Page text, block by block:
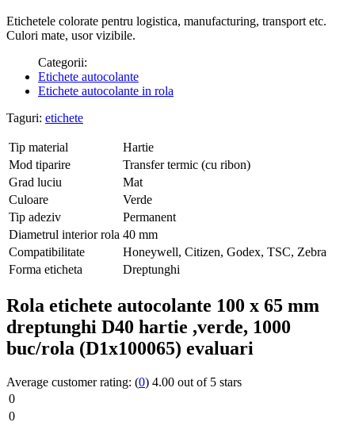
Etichetele colorate pentru logistica, manufacturing, transport etc.
Culori mate, usor vizibile.
Categorii:
Etichete autocolante
Etichete autocolante in rola
Taguri: etichete
Tip material
Hartie
Mod tiparire
Transfer termic (cu ribon)
Grad luciu
Mat
Culoare
Verde
Tip adeziv
Permanent
Diametrul interior rola 40 mm
Compatibilitate
Honeywell, Citizen, Godex, TSC, Zebra
Forma eticheta
Dreptunghi
Rola etichete autocolante 100 x 65 mm
dreptunghi D40 hartie ,verde, 1000
buc/rola (D1x100065) evaluari
Average customer rating: (0) 4.00 out of 5 stars
0
0